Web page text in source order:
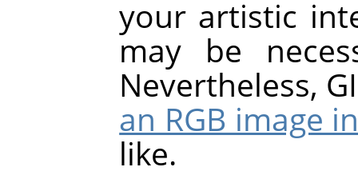
your artistic
may be
Nevertheless,
an RGB image
like.